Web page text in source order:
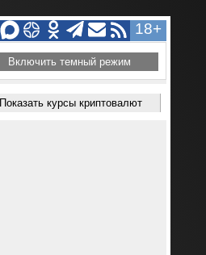
18+
Включить темный режим
Показать курсы криптовалют